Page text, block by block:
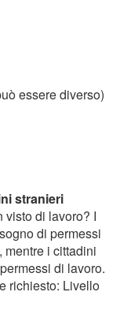
essere diverso)
stranieri
visto di lavoro? I
di permessi
i cittadini
di lavoro.
richiesto: Livello